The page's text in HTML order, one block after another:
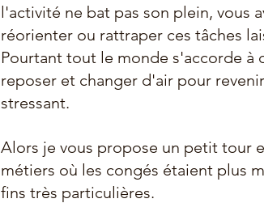
l'activité ne bat pas son plein, vous
réorienter ou rattraper ces tâches
Pourtant tout le monde s'accorde à
reposer et changer d'air pour
stressant.
Alors je vous propose un petit tour
métiers où les congés étaient plus
fins très particulières.